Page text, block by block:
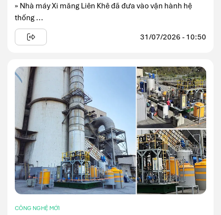
» Nhà máy Xi măng Liên Khê đã đưa vào vận hành hệ
thống ...
31/07/2026 - 10:50
CÔNG NGHỆ MỚI